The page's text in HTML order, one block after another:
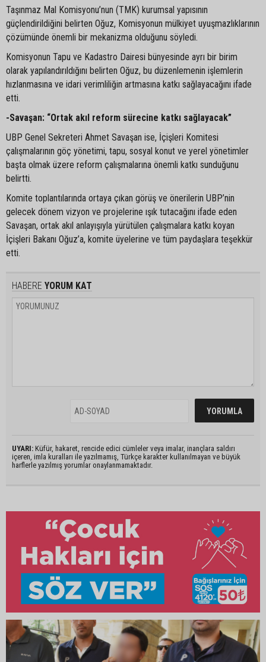
Taşınmaz Mal Komisyonu’nun (TMK) kurumsal yapısının
güçlendirildiğini belirten Oğuz, Komisyonun mülkiyet uyuşmazlıklarının
çözümünde önemli bir mekanizma olduğunu söyledi.
Komisyonun Tapu ve Kadastro Dairesi bünyesinde ayrı bir birim
olarak yapılandırıldığını belirten Oğuz, bu düzenlemenin işlemlerin
hızlanmasına ve idari verimliliğin artmasına katkı sağlayacağını ifade
etti.
-Savaşan: “Ortak akıl reform sürecine katkı sağlayacak”
UBP Genel Sekreteri Ahmet Savaşan ise, İçişleri Komitesi
çalışmalarının göç yönetimi, tapu, sosyal konut ve yerel yönetimler
başta olmak üzere reform çalışmalarına önemli katkı sunduğunu
belirtti.
Komite toplantılarında ortaya çıkan görüş ve önerilerin UBP’nin
gelecek dönem vizyon ve projelerine ışık tutacağını ifade eden
Savaşan, ortak akıl anlayışıyla yürütülen çalışmalara katkı koyan
İçişleri Bakanı Oğuz’a, komite üyelerine ve tüm paydaşlara teşekkür
etti.
HABERE YORUM KAT
UYARI: Küfür, hakaret, rencide edici cümleler veya imalar, inançlara saldırı
içeren, imla kuralları ile yazılmamış, Türkçe karakter kullanılmayan ve büyük
harflerle yazılmış yorumlar onaylanmamaktadır.